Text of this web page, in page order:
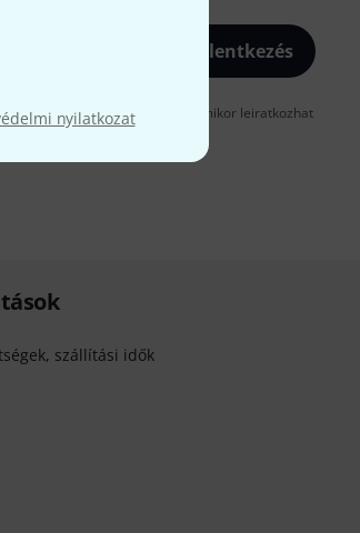
nyilatkozat
Bejelentkezés
önnek hirdetéseket. Bármikor leiratkozhat
-ben talál.
szállítási idők